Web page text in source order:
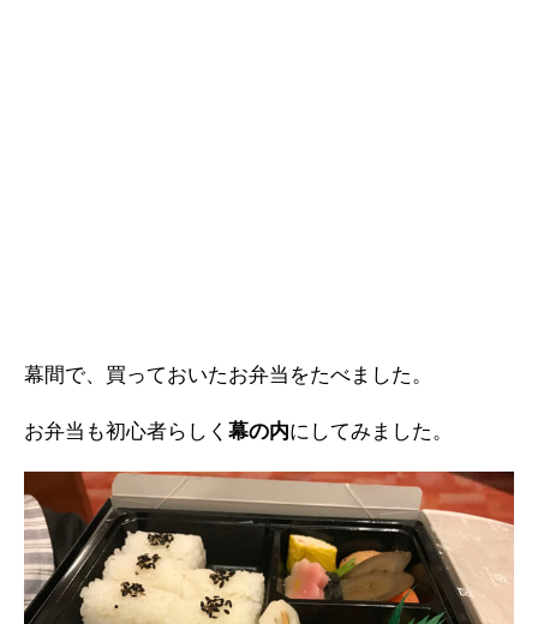
幕間で、買っておいたお弁当をたべました。
お弁当も初心者らしく 幕の内にしてみました。